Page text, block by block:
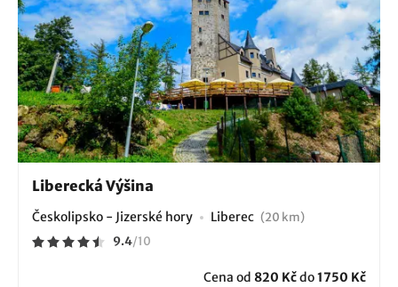
Liberecká Výšina
Českolipsko - Jizerské hory Liberec (20 km)
9.4/10
Cena od 820 Kčdo1750 Kč